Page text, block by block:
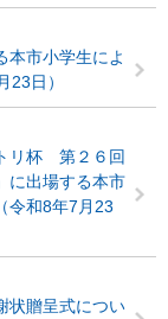
本市小学生によ
23日）
リ杯 第２６回
に出場する本市
令和8年7月23
状贈呈式につい